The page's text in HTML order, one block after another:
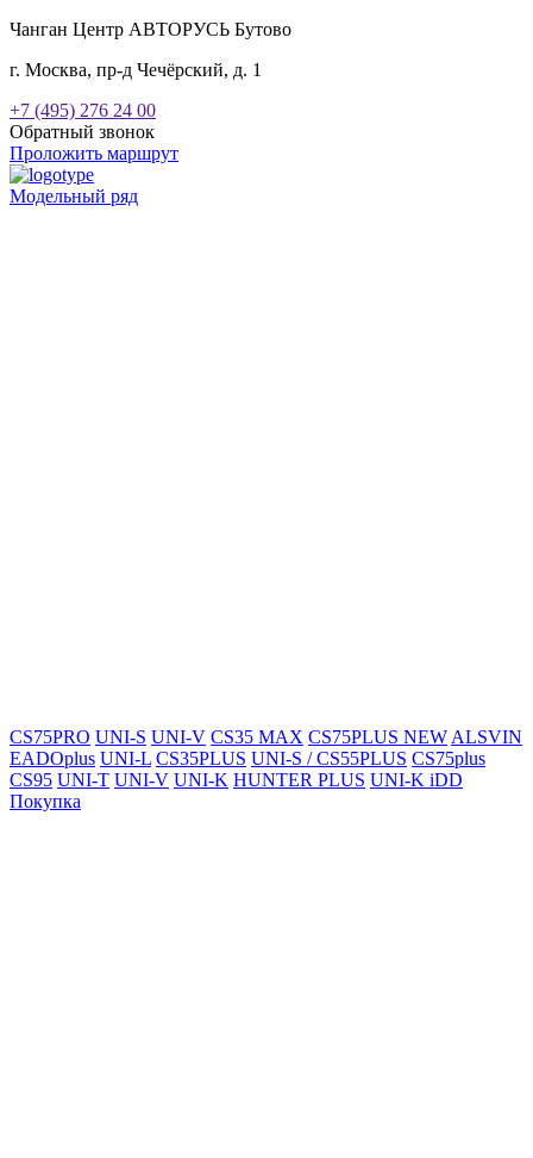
Чанган Центр АВТОРУСЬ Бутово
г. Москва, пр-д Чечёрский, д. 1
+7 (495) 276 24 00
Обратный звонок
Проложить маршрут
Модельный ряд
CS75PRO UNI-S UNI-V CS35 MAX CS75PLUS NEW ALSVIN
EADOplus UNI-L CS35PLUS UNI-S / CS55PLUS CS75plus
CS95 UNI-T UNI-V UNI-K HUNTER PLUS UNI-K iDD
Покупка